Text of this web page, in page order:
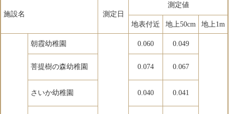
施設名 測定日
測定値
地表付近 地上50cm 地上1m
朝霞幼稚園 0.060 0.049
菩提樹の森幼稚園 0.074 0.067
さいか幼稚園 0.040 0.041